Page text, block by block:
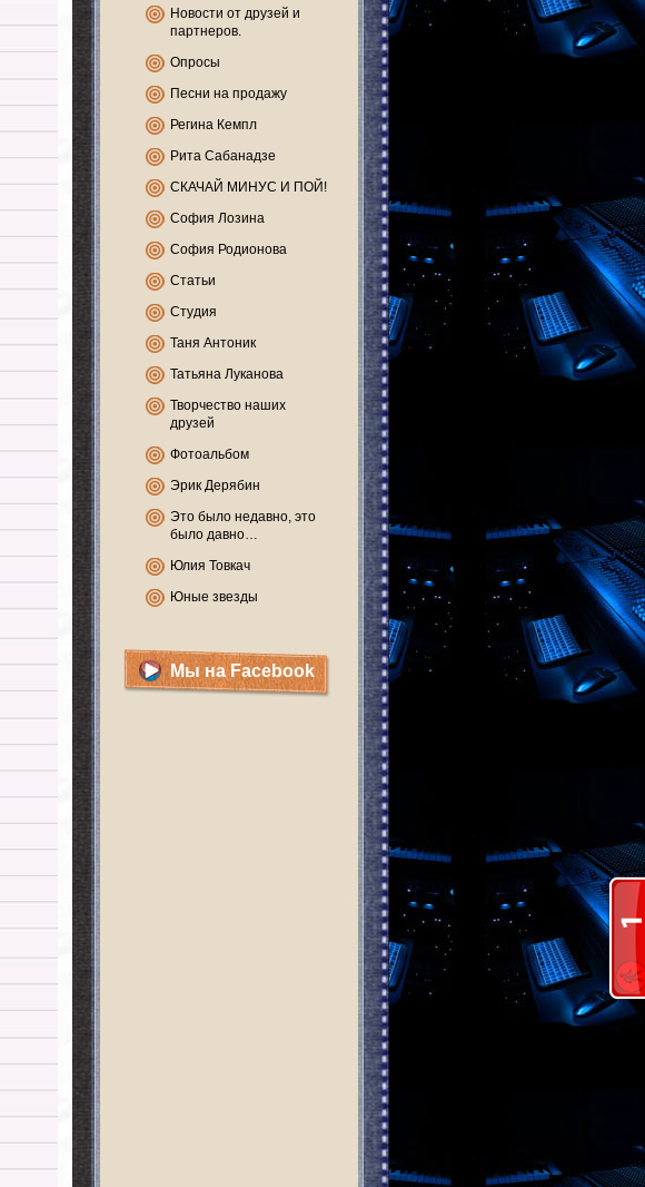
Новости от друзей и
партнеров.
Опросы
Песни на продажу
Регина Кемпл
Рита Сабанадзе
СКАЧАЙ МИНУС И ПОЙ!
София Лозина
София Родионова
Статьи
Студия
Таня Антоник
Татьяна Луканова
Творчество наших
друзей
Фотоальбом
Эрик Дерябин
Это было недавно, это
было давно…
Юлия Товкач
Юные звезды
Мы на Facebook